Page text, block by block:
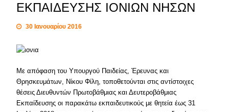
ΕΚΠΑΙΔΕΥΣΗΣ ΙΟΝΙΩΝ ΝΗΣΩΝ
30 Ιανουαρίου 2016
Με απόφαση του Υπουργού Παιδείας, Έρευνας και
Θρησκευμάτων, Νίκου Φίλη, τοποθετούνται στις αντίστοιχες
θέσεις Διευθυντών Πρωτοβάθμιας και Δευτεροβάθμιας
Εκπαίδευσης οι παρακάτω εκπαιδευτικούς με θητεία έως 31